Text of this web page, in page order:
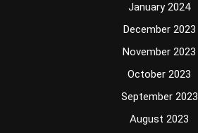
January 2024
December 2023
November 2023
October 2023
September 2023
August 2023